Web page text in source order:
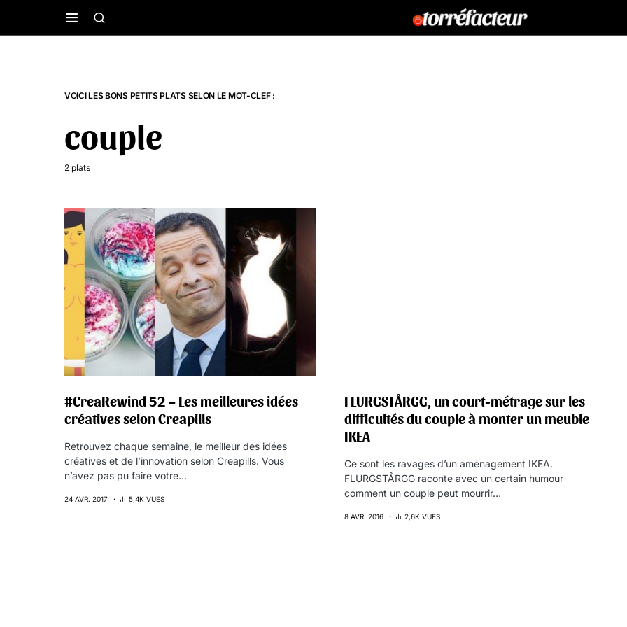
VOICI LES BONS PETITS PLATS SELON LE MOT-CLEF :
couple
2 plats
#CreaRewind 52 – Les meilleures idées
créatives selon Creapills
Retrouvez chaque semaine, le meilleur des idées
créatives et de l’innovation selon Creapills. Vous
n’avez pas pu faire votre…
24 AVR. 2017 5,4K VUES
FLURGSTÅRGG, un court-métrage sur les
difficultés du couple à monter un meuble
IKEA
Ce sont les ravages d’un aménagement IKEA.
FLURGSTÅRGG raconte avec un certain humour
comment un couple peut mourrir…
8 AVR. 2016 2,6K VUES